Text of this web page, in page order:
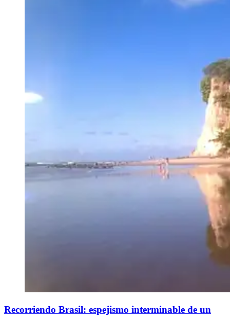
Recorriendo Brasil: espejismo interminable de un